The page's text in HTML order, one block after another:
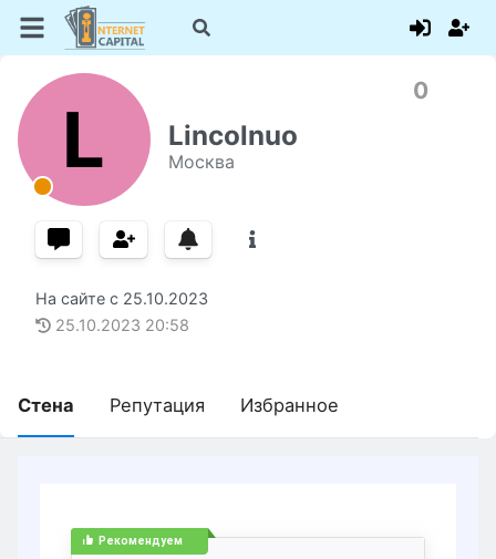
L Lincolnuo
Москва
0
На сайте с 25.10.2023
25.10.2023 20:58
Стена Репутация Избранное